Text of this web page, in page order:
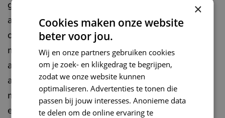
gebruik van hashing-algoritmen of het
aanleveren van data. Maar de meeste winst zit in
onze 'bijvangst' uit onderzoeken. Op darknet-
marktplaatsen of binnen chatrooms met illegale
activiteiten worden regelmatig datadumps
aangeboden. Een van de belangrijkste taken van
mijn team is het zoeken naar datalekken, wat we
echt belangeloos doen, vanuit een
×
Cookies maken onze website
beter voor jou.
Wij en onze partners gebruiken cookies
om je zoek- en klikgedrag te begrijpen,
zodat we onze website kunnen
optimaliseren. Advertenties te tonen die
passen bij jouw interesses. Anonieme data
te delen om de online ervaring te